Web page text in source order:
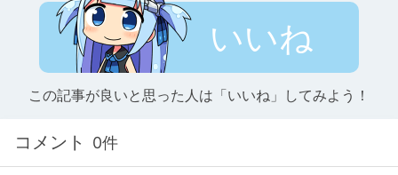
いいね
この記事が良いと思った人は「いいね」してみよう！
コメント 0件